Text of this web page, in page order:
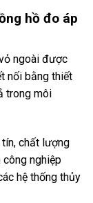
hồ đo áp
ngoài được
nối bằng thiết
trong môi
chất lượng
nghiệp
hệ thống thủy